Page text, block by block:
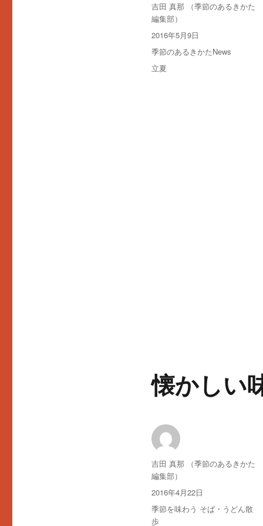
投
稿
者
吉田 真那 （季節のあるきかた
編集部）
投
稿
2016年5月9日
カ
テ
季節のあるきかたNews
タ
立夏
懐かしい
投
稿
者
吉田 真那 （季節のあるきかた
編集部）
投
稿
日:
2016年4月22日
カ
テ
季節を味わう そば・うどん散
歩